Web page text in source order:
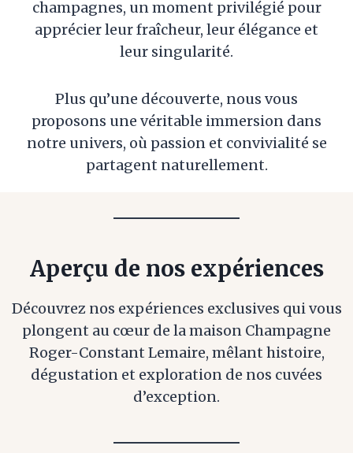
champagnes, un moment privilégié pour
apprécier leur fraîcheur, leur élégance et
leur singularité.
Plus qu’une découverte, nous vous
proposons une véritable immersion dans
notre univers, où passion et convivialité se
partagent naturellement.
Aperçu de nos expériences
Découvrez nos expériences exclusives qui vous
plongent au cœur de la maison Champagne
Roger-Constant Lemaire, mêlant histoire,
dégustation et exploration de nos cuvées
d’exception.